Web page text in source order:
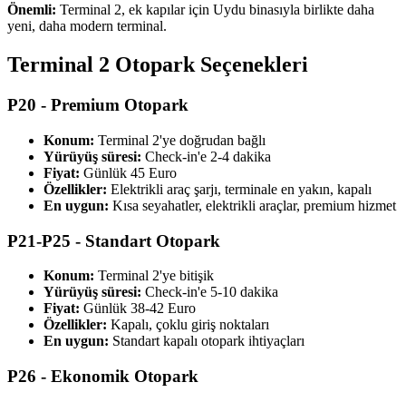
Önemli: Terminal 2, ek kapılar için Uydu binasıyla birlikte daha
yeni, daha modern terminal.
Terminal 2 Otopark Seçenekleri
P20 - Premium Otopark
Konum: Terminal 2'ye doğrudan bağlı
Yürüyüş süresi: Check-in'e 2-4 dakika
Fiyat: Günlük 45 Euro
Özellikler: Elektrikli araç şarjı, terminale en yakın, kapalı
En uygun: Kısa seyahatler, elektrikli araçlar, premium hizmet
P21-P25 - Standart Otopark
Konum: Terminal 2'ye bitişik
Yürüyüş süresi: Check-in'e 5-10 dakika
Fiyat: Günlük 38-42 Euro
Özellikler: Kapalı, çoklu giriş noktaları
En uygun: Standart kapalı otopark ihtiyaçları
P26 - Ekonomik Otopark